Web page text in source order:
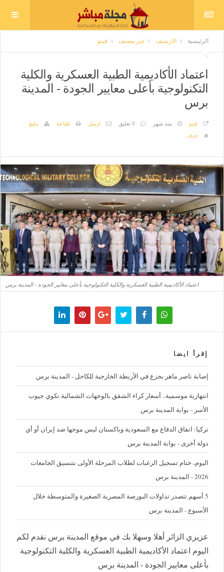
الرئيسية الارشيف غير مصنف فيتو
اعتماد الأكاديمية الطبية العسكرية والكلية
التكنولوجية بأعلى معايير الجودة - المدينة
برس
فيتو منذ شهر 0 تعليق ارسل طباعة
تبليغ
حذف
اعتماد الأكاديمية الطبية العسكرية والكلية التكنولوجية بأعلى معايير الجودة - المدينة برس
إقرأ ايضا
إصابة ناصر ماهر بجزع في الأربطة الخارجية للكاحل - المدينة برس
‪انتهازية موسمية.. أسعار كراء الشقق بالوجهات الشمالية تكوي جيوب
الأسر - بوابة المدينة برس
تركيا: اتفاق الدفاع مع السعودية وباكستان ليس موجها ضد إيران أو أي
دولة أخرى - بوابة المدينة برس
اليوم، ختام تسجيل الرغبات لطلاب المرحلة الأولى بتنسيق الجامعات
2026 - المدينة برس
5 أسهم تتصدر تداولات البورصة المصرية الصغيرة والمتوسطة خلال
الأسبوع - المدينة برس
عزيزي الزائر أهلا وسهلا بك في موقع المدينة برس نقدم لكم
اليوم اعتماد الأكاديمية الطبية العسكرية والكلية التكنولوجية
بأعلى معايير الجودة - المدينة برس